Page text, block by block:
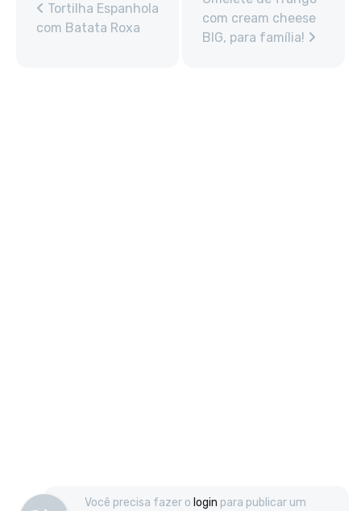
Tortilha Espanhola
com Batata Roxa
com cream cheese
BIG, para família!
Você precisa fazer o login para publicar um